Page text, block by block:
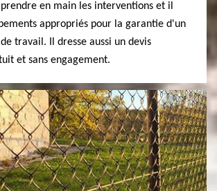
prendre en main les interventions et il
appropriés pour la garantie d'un
travail. Il dresse aussi un devis
et sans engagement.